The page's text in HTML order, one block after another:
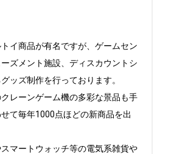
イ商品が有名ですが、ゲームセン
ズメント施設、ディスカウントシ
ッズ制作を行っております。
レーンゲーム機の多彩な景品も手
て毎年1000点ほどの新商品を出
マートウォッチ等の電気系雑貨や